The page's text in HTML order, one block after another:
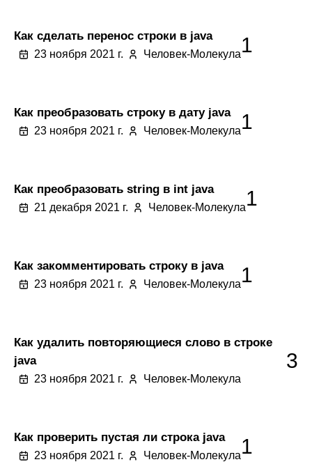
Как сделать перенос строки в java
23 ноября 2021 г. Человек-Молекула1
Как преобразовать строку в дату java
23 ноября 2021 г. Человек-Молекула1
Как преобразовать string в int java
21 декабря 2021 г. Человек-Молекула1
Как закомментировать строку в java
23 ноября 2021 г. Человек-Молекула1
Как удалить повторяющиеся слово в строке
java
23 ноября 2021 г. Человек-Молекула
3
Как проверить пустая ли строка java
23 ноября 2021 г. Человек-Молекула1